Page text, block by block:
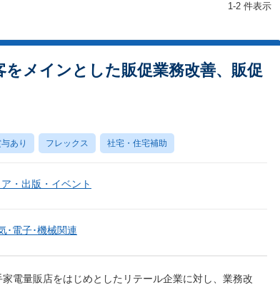
1-2 件表示
メインとした販促業務改善、販促
あり フレックス 社宅・住宅補助
・出版・イベント
･電子･機械関連
電量販店をはじめとしたリテール企業に対し、業務改